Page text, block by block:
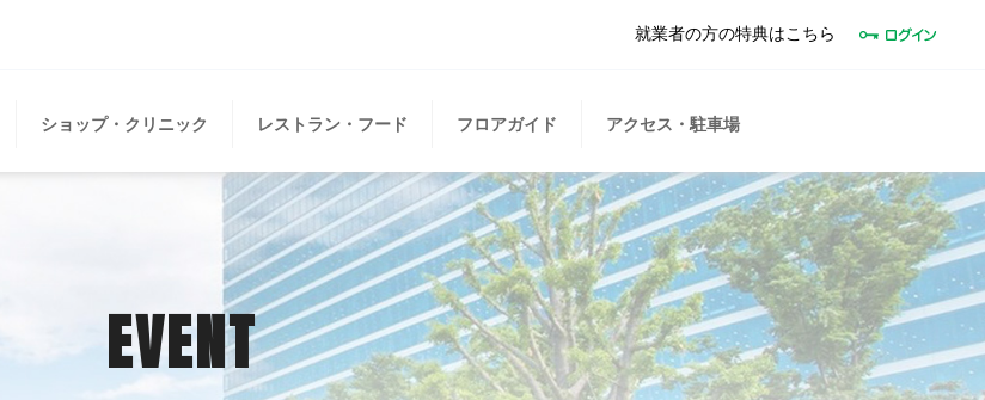
就業者の方の特典はこちら
ショップ・クリニック レストラン・フード フロアガイド アクセス・駐車場
EVENT